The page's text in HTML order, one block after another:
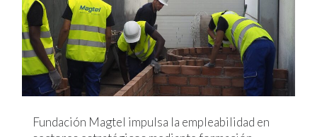
Fundación Magtel impulsa la empleabilidad en